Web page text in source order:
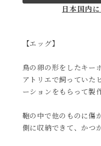
日本国内
【エッグ】
鳥の卵の形をしたキー
アトリエで飼っていた
ーションをもらって製
鞄の中で他のものに傷
側に収納できて、かつ